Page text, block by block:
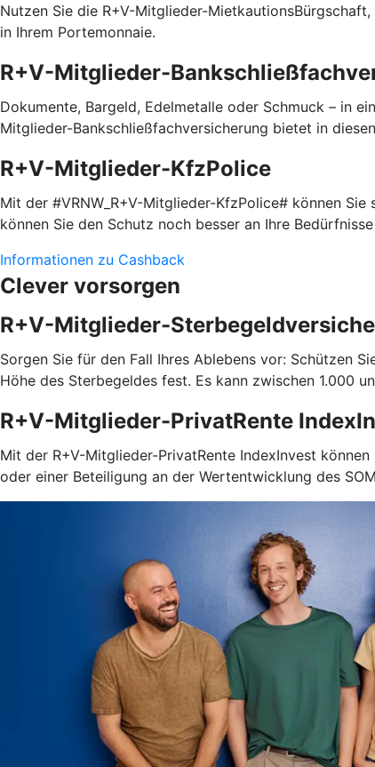
Nutzen Sie die R+V-Mitglieder-
in Ihrem Portemonnaie.
R+V-Mitglieder-
Dokumente, Bargeld, Edelmetalle oder Schmuck – in
Mitglieder-Bankschließfachversicherung bietet in
R+V-Mitglieder-KfzPolice
Mit der #VRNW_R+V-Mitglieder-KfzPolice# können
können Sie den Schutz noch besser an Ihre
Informationen zu Cashback
Clever vorsorgen
R+V-Mitglieder-
Sorgen Sie für den Fall Ihres Ablebens vor: Schützen
Höhe des Sterbegeldes fest. Es kann zwischen 1.000
R+V-Mitglieder-PrivatRente
Mit der R+V-Mitglieder-PrivatRente IndexInvest
oder einer Beteiligung an der Wertentwicklung des